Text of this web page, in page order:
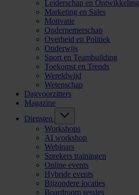
Leiderschap en Ontwikkeling
Marketing en Sales
Motivatie
Ondernemerschap
Overheid en Politiek
Onderwijs
Sport en Teambuilding
Toekomst en Trends
Wereldwijd
Wetenschap
Dagvoorzitters
Magazine
Diensten
Workshops
AI workshop
Webinars
Sprekers trainingen
Online events
Hybride events
Bijzondere locaties
Boardroom sessies